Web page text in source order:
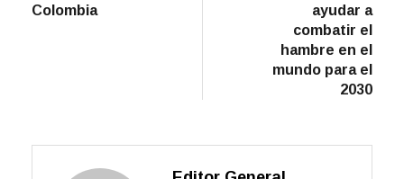
Colombia
ayudar a
combatir el
hambre en el
mundo para el
2030